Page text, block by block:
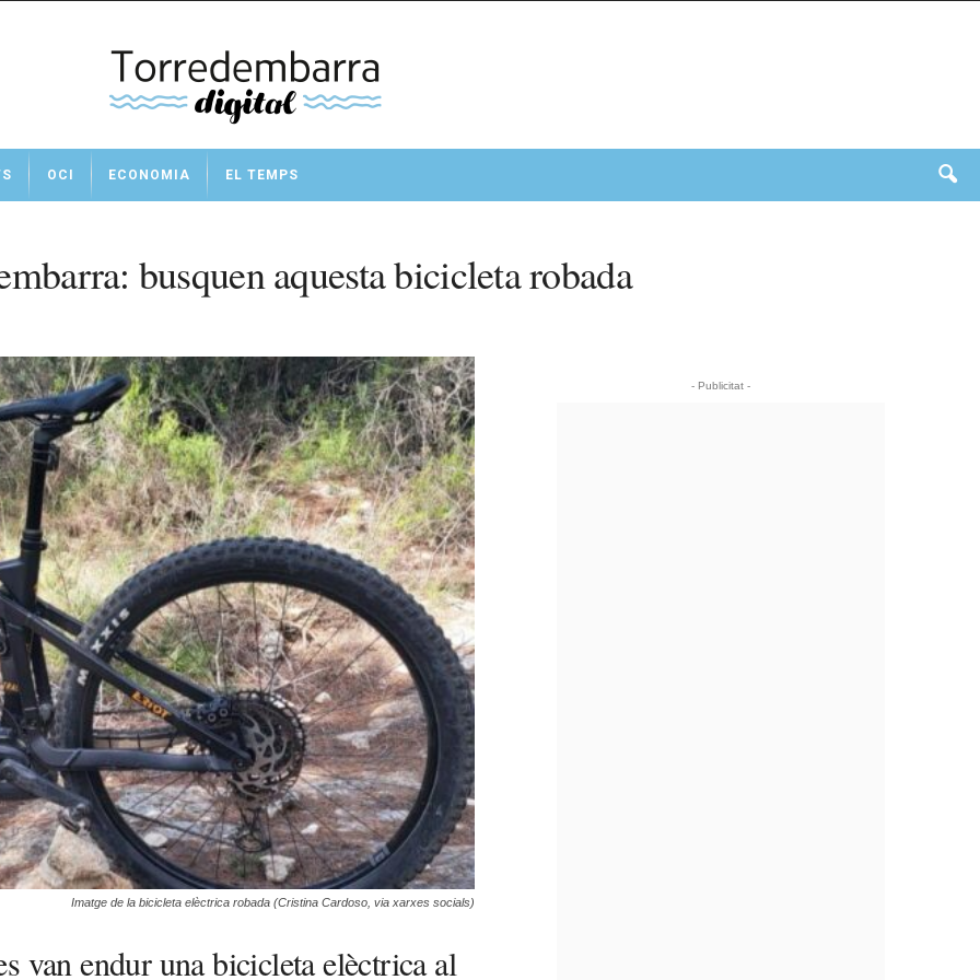
OCI ECONOMIA EL TEMPS
busquen aquesta bicicleta robada
Imatge de la bicicleta elèctrica robada (Cristina Cardoso, via xarxes socials)
van endur una bicicleta elèctrica al
- Publicitat -